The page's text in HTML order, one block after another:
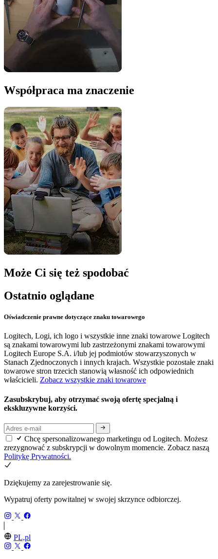
Współpraca ma znaczenie
Może Ci się też spodobać
Ostatnio oglądane
Oświadczenie prawne dotyczące znaku towarowego
Logitech, Logi, ich logo i wszystkie inne znaki towarowe Logitech
są znakami towarowymi lub zastrzeżonymi znakami towarowymi
Logitech Europe S.A. i/lub jej podmiotów stowarzyszonych w
Stanach Zjednoczonych i innych krajach. Wszystkie pozostałe znaki
towarowe stron trzecich stanowią własność ich odpowiednich
właścicieli. Zobacz wszystkie znaki towarowe
Zasubskrybuj, aby otrzymać swoją ofertę specjalną i
ekskluzywne korzyści.
Chcę spersonalizowanego marketingu od Logitech. Możesz
zrezygnować z subskrypcji w dowolnym momencie. Zobacz naszą
Politykę Prywatności.
Dziękujemy za zarejestrowanie się.
Wypatruj oferty powitalnej w swojej skrzynce odbiorczej.
PL,pl